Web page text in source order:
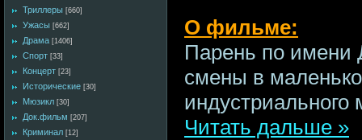
Триллеры [660]
Ужасы [662]
Драма [1406]
Спорт [33]
Концерт [23]
Исторические [30]
Мюзикл [30]
Док.фильм [207]
Криминал [12]
О фильме:
Парень по имени
смены в
индустриального
Читать дальше »